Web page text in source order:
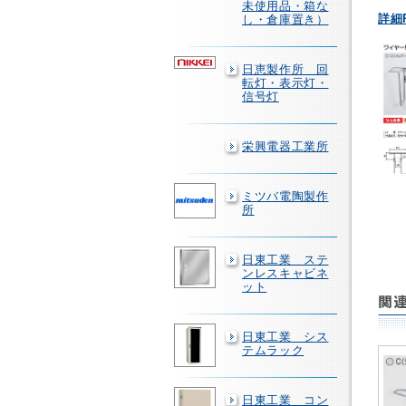
未使用品・箱な
し・倉庫置き）
日恵製作所 回
転灯・表示灯・
信号灯
栄興電器工業所
ミツバ電陶製作
所
日東工業 ステ
ンレスキャビネ
ット
日東工業 シス
テムラック
日東工業 コン
詳細